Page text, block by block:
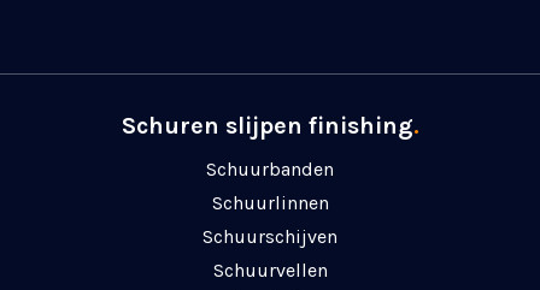
Schuren slijpen finishing.
Schuurbanden
Schuurlinnen
Schuurschijven
Schuurvellen